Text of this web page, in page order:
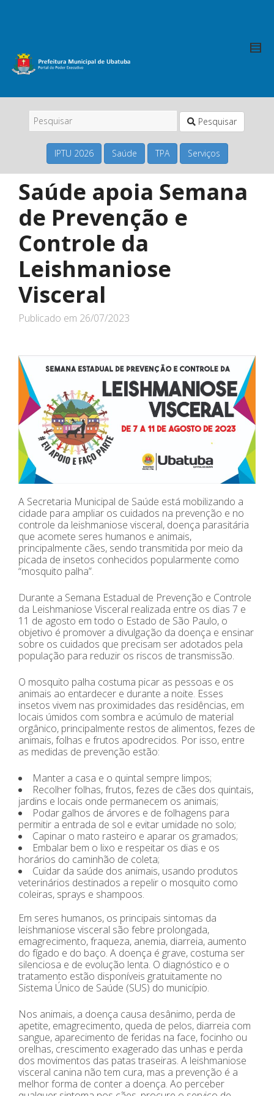
Pesquisar
IPTU 2026 Saúde TPA Serviços
Saúde apoia Semana
de Prevenção e
Controle da
Leishmaniose
Visceral
Publicado em 26/07/2023
A Secretaria Municipal de Saúde está mobilizando a
cidade para ampliar os cuidados na prevenção e no
controle da leishmaniose visceral, doença parasitária
que acomete seres humanos e animais,
principalmente cães, sendo transmitida por meio da
picada de insetos conhecidos popularmente como
“mosquito palha”.
Durante a Semana Estadual de Prevenção e Controle
da Leishmaniose Visceral realizada entre os dias 7 e
11 de agosto em todo o Estado de São Paulo, o
objetivo é promover a divulgação da doença e ensinar
sobre os cuidados que precisam ser adotados pela
população para reduzir os riscos de transmissão.
O mosquito palha costuma picar as pessoas e os
animais ao entardecer e durante a noite. Esses
insetos vivem nas proximidades das residências, em
locais úmidos com sombra e acúmulo de material
orgânico, principalmente restos de alimentos, fezes de
animais, folhas e frutos apodrecidos. Por isso, entre
as medidas de prevenção estão:
Manter a casa e o quintal sempre limpos;
Recolher folhas, frutos, fezes de cães dos quintais,
jardins e locais onde permanecem os animais;
Podar galhos de árvores e de folhagens para
permitir a entrada de sol e evitar umidade no solo;
Capinar o mato rasteiro e aparar os gramados;
Embalar bem o lixo e respeitar os dias e os
horários do caminhão de coleta;
Cuidar da saúde dos animais, usando produtos
veterinários destinados a repelir o mosquito como
coleiras, sprays e shampoos.
Em seres humanos, os principais sintomas da
leishmaniose visceral são febre prolongada,
emagrecimento, fraqueza, anemia, diarreia, aumento
do fígado e do baço. A doença é grave, costuma ser
silenciosa e de evolução lenta. O diagnóstico e o
tratamento estão disponíveis gratuitamente no
Sistema Único de Saúde (SUS) do município.
Nos animais, a doença causa desânimo, perda de
apetite, emagrecimento, queda de pelos, diarreia com
sangue, aparecimento de feridas na face, focinho ou
orelhas, crescimento exagerado das unhas e perda
dos movimentos das patas traseiras. A leishmaniose
visceral canina não tem cura, mas a prevenção é a
melhor forma de conter a doença. Ao perceber